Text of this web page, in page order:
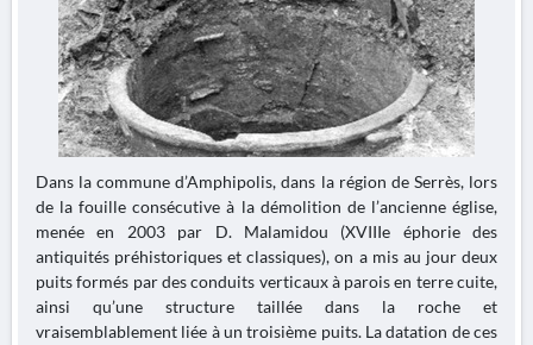
Dans la commune d’Amphipolis, dans la région de Serrès, lors
de la fouille consécutive à la démolition de l’ancienne église,
menée en 2003 par D. Malamidou (XVIIIe éphorie des
antiquités préhistoriques et classiques), on a mis au jour deux
puits formés par des conduits verticaux à parois en terre cuite,
ainsi qu’une structure taillée dans la roche et
vraisemblablement liée à un troisième puits. La datation de ces